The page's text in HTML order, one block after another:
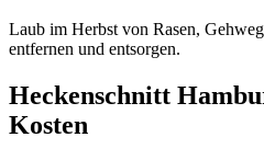
Laub im Herbst von Rasen,
entfernen und entsorgen.
Heckenschnitt
Kosten